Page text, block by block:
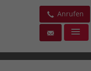
Anrufen